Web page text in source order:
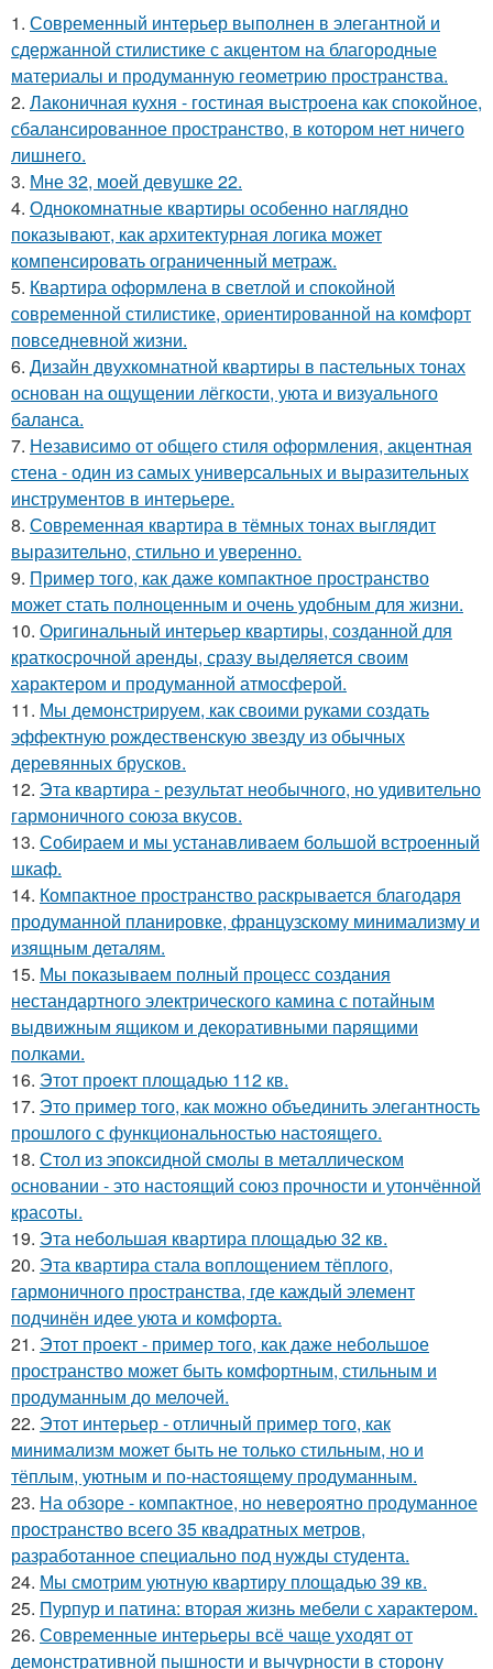
1. Современный интерьер выполнен в элегантной и
сдержанной стилистике с акцентом на благородные
материалы и продуманную геометрию пространства.
2. Лаконичная кухня - гостиная выстроена как спокойное,
сбалансированное пространство, в котором нет ничего
лишнего.
3. Мне 32, моей девушке 22.
4. Однокомнатные квартиры особенно наглядно
показывают, как архитектурная логика может
компенсировать ограниченный метраж.
5. Квартира оформлена в светлой и спокойной
современной стилистике, ориентированной на комфорт
повседневной жизни.
6. Дизайн двухкомнатной квартиры в пастельных тонах
основан на ощущении лёгкости, уюта и визуального
баланса.
7. Независимо от общего стиля оформления, акцентная
стена - один из самых универсальных и выразительных
инструментов в интерьере.
8. Современная квартира в тёмных тонах выглядит
выразительно, стильно и уверенно.
9. Пример того, как даже компактное пространство
может стать полноценным и очень удобным для жизни.
10. Оригинальный интерьер квартиры, созданной для
краткосрочной аренды, сразу выделяется своим
характером и продуманной атмосферой.
11. Мы демонстрируем, как своими руками создать
эффектную рождественскую звезду из обычных
деревянных брусков.
12. Эта квартира - результат необычного, но удивительно
гармоничного союза вкусов.
13. Собираем и мы устанавливаем большой встроенный
шкаф.
14. Компактное пространство раскрывается благодаря
продуманной планировке, французскому минимализму и
изящным деталям.
15. Мы показываем полный процесс создания
нестандартного электрического камина с потайным
выдвижным ящиком и декоративными парящими
полками.
16. Этот проект площадью 112 кв.
17. Это пример того, как можно объединить элегантность
прошлого с функциональностью настоящего.
18. Стол из эпоксидной смолы в металлическом
основании - это настоящий союз прочности и утончённой
красоты.
19. Эта небольшая квартира площадью 32 кв.
20. Эта квартира стала воплощением тёплого,
гармоничного пространства, где каждый элемент
подчинён идее уюта и комфорта.
21. Этот проект - пример того, как даже небольшое
пространство может быть комфортным, стильным и
продуманным до мелочей.
22. Этот интерьер - отличный пример того, как
минимализм может быть не только стильным, но и
тёплым, уютным и по-настоящему продуманным.
23. На обзоре - компактное, но невероятно продуманное
пространство всего 35 квадратных метров,
разработанное специально под нужды студента.
24. Мы смотрим уютную квартиру площадью 39 кв.
25. Пурпур и патина: вторая жизнь мебели с характером.
26. Современные интерьеры всё чаще уходят от
демонстративной пышности и вычурности в сторону